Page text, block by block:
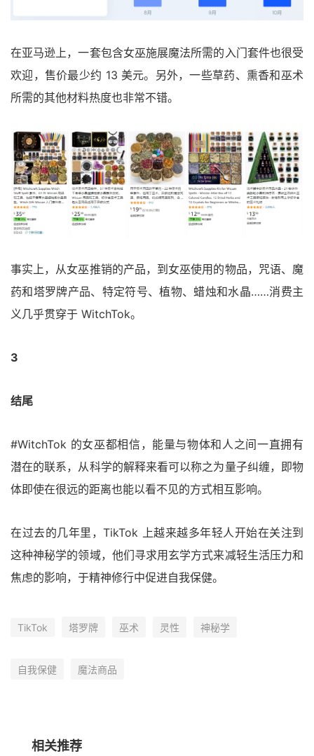
在亚马逊上，一套包含女巫施展魔法所需的入门套件也很受
欢迎，售价最少约 13 美元。另外，一些草药、熏香和巫术
所需的其他材料热度也非常不错。
事实上，从女巫推销的产品，到女巫使用的物品，咒语、魔
药和塔罗牌产品、特定符号、植物、蜡烛和水晶……消费主
义几乎贯穿于 WitchTok。
3
结尾
#WitchTok 的女巫都相信，能量与物体和人之间一直拥有
潜在的联系，从科学的解释来看可以称之为量子纠缠，即物
体即使在很远的距离也能以看不见的方式相互影响。
在过去的几年里，TikTok 上越来越多年轻人开始在关注到
这种神秘学的领域，他们寻求用玄学方式来减轻生活压力和
焦虑的影响，于精神修行中促进自我保健。
TikTok 塔罗牌 巫术 灵性 神秘学
自我保健 魔法商品
相关推荐